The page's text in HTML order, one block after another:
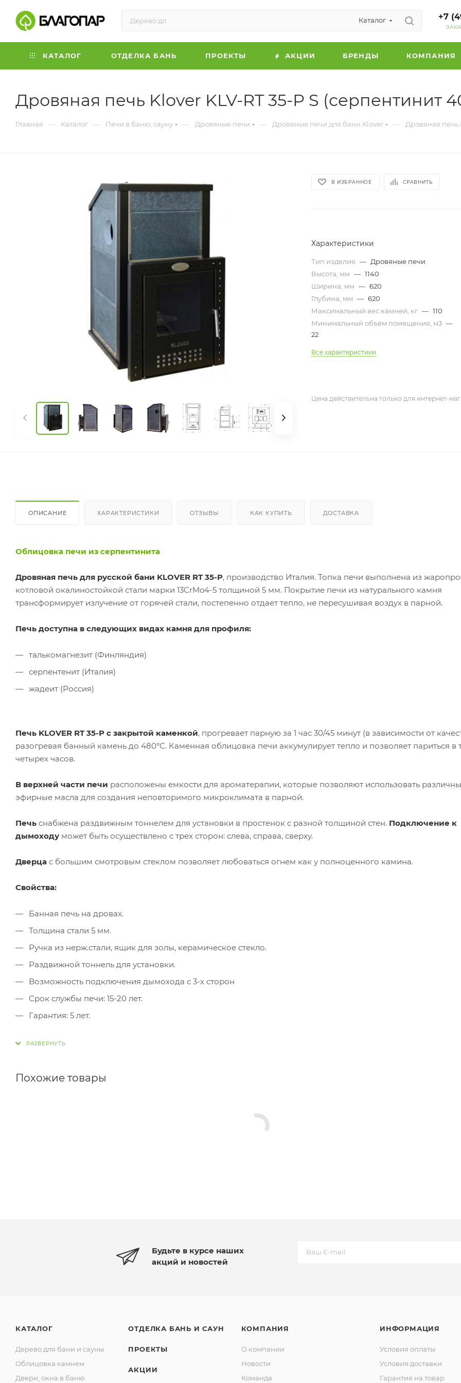
Каталог +7
КАТАЛОГ ОТДЕЛКА БАНЬ ПРОЕКТЫ АКЦИИ БРЕНДЫ КОМПАНИЯ
Дровяная печь Klover KLV-RT 35-Р S (серпентинит
Главная — Каталог — Печи в баню, сауну — Дровяные печи — Дровяные печи для бани Klover — Дровяная печь
В ИЗБРАННОЕ СРАВНИТЬ
Характеристики
Тип изделия — Дровяные печи
Высота, мм — 1140
Ширина, мм — 620
Глубина, мм — 620
Максимальный вес камней, кг — 110
Минимальный объём помещения, м3 —
22
Все характеристики
Цена действительна только для интернет-
ОПИСАНИЕ ХАРАКТЕРИСТИКИ ОТЗЫВЫ КАК КУПИТЬ ДОСТАВКА
Облицовка печи из серпентинита
Дровяная печь для русской бани KLOVER RT 35-P, производство Италия. Топка печи выполнена из
котловой окалиностойкой стали марки 13CrMo4-5 толщиной 5 мм. Покрытие печи из натурального камня
трансформирует излучение от горячей стали, постепенно отдает тепло, не пересушивая воздух в парной.
Печь доступна в следующих видах камня для профиля:
талькомагнезит (Финляндия)
серпентенит (Италия)
жадеит (Россия)
Печь KLOVER RT 35-P с закрытой каменкой, прогревает парную за 1 час 30/45 минут (в зависимости от
разогревая банный камень до 480°С. Каменная облицовка печи аккумулирует тепло и позволяет париться в
четырех часов.
В верхней части печи расположены емкости для ароматерапии, которые позволяют использовать
эфирные масла для создания неповторимого микроклимата в парной.
Печь снабжена раздвижным тоннелем для установки в простенок с разной толщиной стен. Подключение к
дымоходу может быть осуществлено с трех сторон: слева, справа, сверху.
Дверца с большим смотровым стеклом позволяет любоваться огнем как у полноценного камина.
Свойства:
Банная печь на дровах.
Толщина стали 5 мм.
Ручка из нерж.стали, ящик для золы, керамическое стекло.
Раздвижной тоннель для установки.
Возможность подключения дымохода с 3-х сторон
Срок службы печи: 15-20 лет.
Гарантия: 5 лет.
Похожие товары
Будьте в курсе наших
акций и новостей
КАТАЛОГ
Дерево для бани и сауны
Облицовка камнем
Двери, окна в баню
ОТДЕЛКА БАНЬ И САУН
ПРОЕКТЫ
АКЦИИ
КОМПАНИЯ
О компании
Новости
Команда
ИНФОРМАЦИЯ
Условия оплаты
Условия доставки
Гарантия на товар